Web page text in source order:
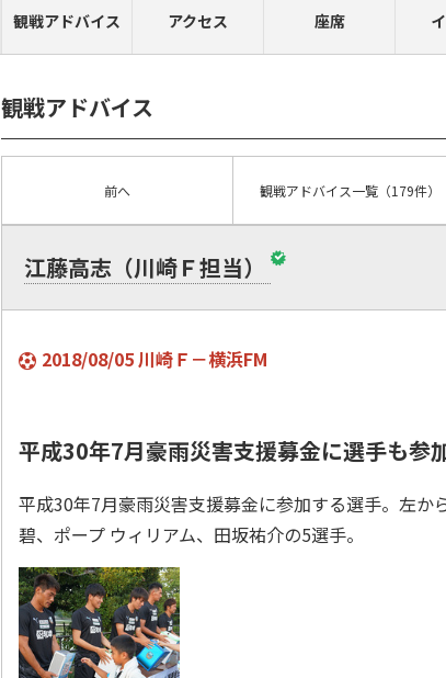
観戦アドバイス アクセス 座席
観戦アドバイス
前へ 観戦アドバイス一覧（179件）
江藤高志（川崎Ｆ担当）
2018/08/05 川崎Ｆ－横浜FM
平成30年7月豪雨災害支援募金に選手も参
平成30年7月豪雨災害支援募金に参加する選手。左か
碧、ポープ ウィリアム、田坂祐介の5選手。